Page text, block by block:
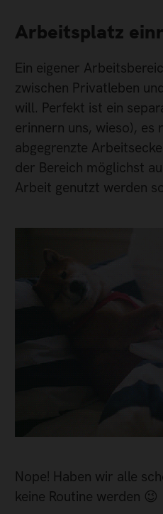
Arbeitsplatz
Ein eigener
zwischen Privatleben
will. Perfekt ist ein
erinnern uns, wieso), es
abgegrenzte
der Bereich möglichst
Arbeit genutzt werden
Nope! Haben wir alle
keine Routine werden 😉